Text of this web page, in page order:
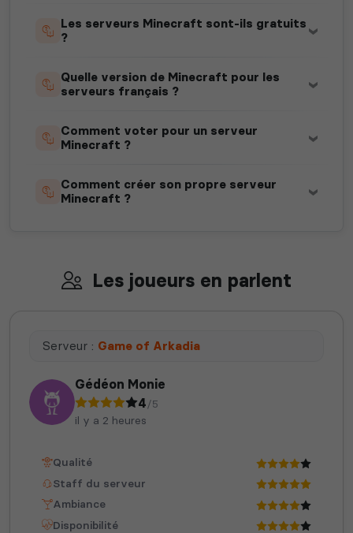
Les serveurs Minecraft sont-ils gratuits
?
Quelle version de Minecraft pour les
serveurs français ?
Comment voter pour un serveur
Minecraft ?
Comment créer son propre serveur
Minecraft ?
Les joueurs en parlent
Serveur : Game of Arkadia
Gédéon Monie
4/5
il y a 2 heures
Qualité
Staff du serveur
Ambiance
Disponibilité